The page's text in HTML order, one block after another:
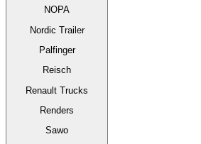
NOPA
Nordic Trailer
Palfinger
Reisch
Renault Trucks
Renders
Sawo